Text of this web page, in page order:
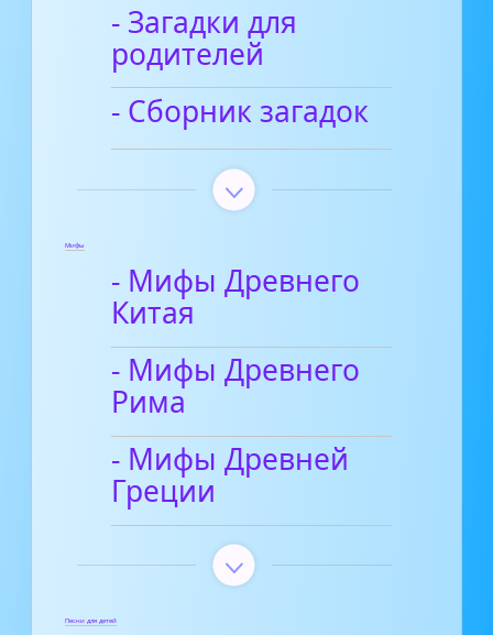
- Загадки для
родителей
- Сборник загадок
Мифы
- Мифы Древнего
Китая
- Мифы Древнего
Рима
- Мифы Древней
Греции
Песни для детей